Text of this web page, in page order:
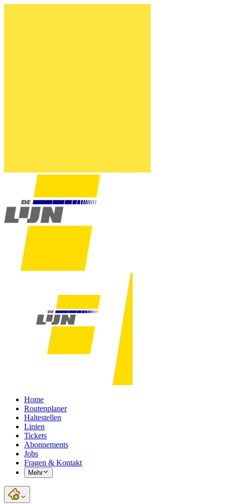
Home
Routenplaner
Haltestellen
Linien
Tickets
Abonnements
Jobs
Fragen & Kontakt
Mehr